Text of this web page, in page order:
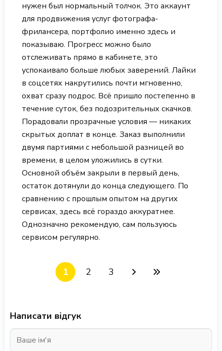
нужен был нормальный толчок. Это аккаунт
для продвижения услуг фотографа-
фрилансера, портфолио именно здесь и
показываю. Прогресс можно было
отслеживать прямо в кабинете, это
успокаивало больше любых заверений. Лайки
в соцсетях накрутились почти мгновенно,
охват сразу подрос. Всё пришло постепенно в
течение суток, без подозрительных скачков.
Порадовали прозрачные условия — никаких
скрытых доплат в конце. Заказ выполнили
двумя партиями с небольшой разницей во
времени, в целом уложились в сутки.
Основной объём закрыли в первый день,
остаток дотянули до конца следующего. По
сравнению с прошлым опытом на других
сервисах, здесь всё гораздо аккуратнее.
Однозначно рекомендую, сам пользуюсь
сервисом регулярно.
1 2 3
Написати відгук